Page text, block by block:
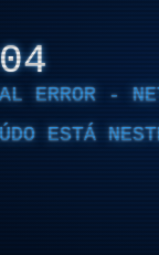
ERROR -
ESTÁ